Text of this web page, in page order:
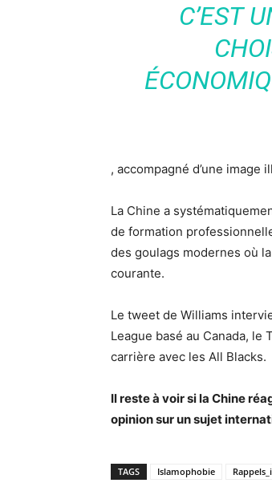
C’EST
, accompagné d’une
La Chine a
de formation
des goulags modernes où
courante.
Le tweet de Williams
League basé au Canada,
carrière avec les All Blacks.
Il reste à voir si la Chine
opinion sur un sujet
TAGS Islamophobie